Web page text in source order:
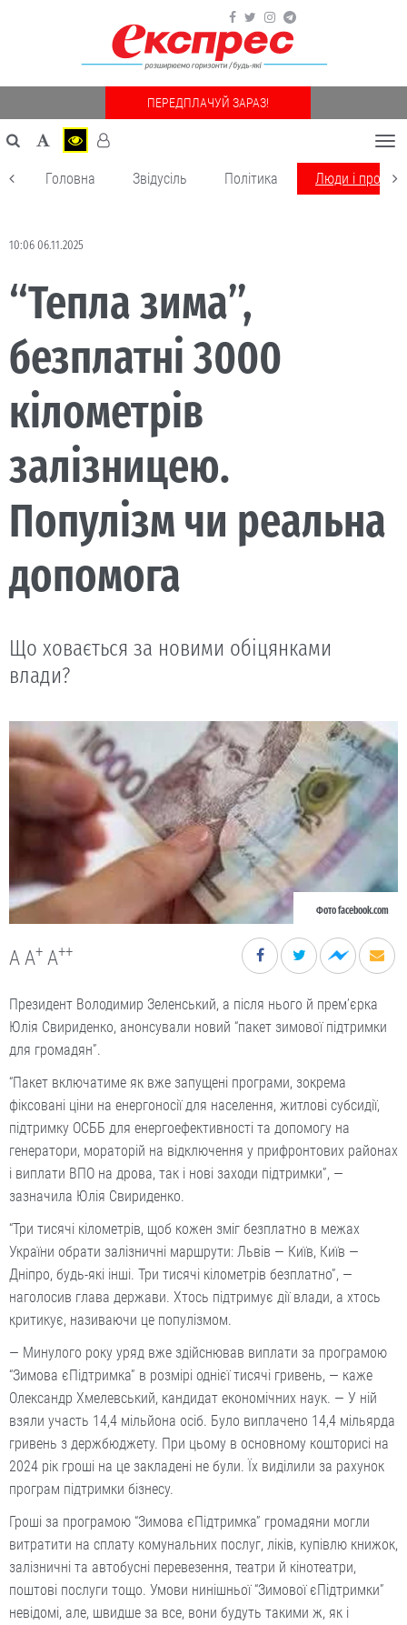
ПЕРЕДПЛАЧУЙ ЗАРАЗ!
Головна Звідусіль Політика Люди і
10:06 06.11.2025
“Тепла зима”,
безплатні 3000
кілометрів
залізницею.
Популізм чи реальна
допомога
Що ховається за новими обіцянками
влади?
Фото facebook.com
A A+ A++
Президент Володимир Зеленський, а після нього й прем’єрка
Юлія Свириденко, анонсували новий “пакет зимової підтримки
для громадян”.
“Пакет включатиме як вже запущені програми, зокрема
фіксовані ціни на енергоносії для населення, житлові субсидії,
підтримку ОСББ для енергоефективності та допомогу на
генератори, мораторій на відключення у прифронтових районах
і виплати ВПО на дрова, так і нові заходи підтримки”, —
зазначила Юлія Свириденко.
“Три тисячі кілометрів, щоб кожен зміг безплатно в межах
України обрати залізничні маршрути: Львів — Київ, Київ —
Дніпро, будь-які інші. Три тисячі кілометрів безплатно”, —
наголосив глава держави. Хтось підтримує дії влади, а хтось
критикує, називаючи це популізмом.
— Минулого року уряд вже здійснював виплати за програмою
“Зимова єПідтримка” в розмірі однієї тисячі гривень, — каже
Олександр Хмелевський, кандидат економічних наук. — У ній
взяли участь 14,4 мільйона осіб. Було виплачено 14,4 мільярда
гривень з держбюджету. При цьому в основному кошторисі на
2024 рік гроші на це закладені не були. Їх виділили за рахунок
програм підтримки бізнесу.
Гроші за програмою “Зимова єПідтримка” громадяни могли
витратити на сплату комунальних послуг, ліків, купівлю книжок,
залізничні та автобусні перевезення, театри й кінотеатри,
поштові послуги тощо. Умови нинішньої “Зимової єПідтримки”
невідомі, але, швидше за все, вони будуть такими ж, як і